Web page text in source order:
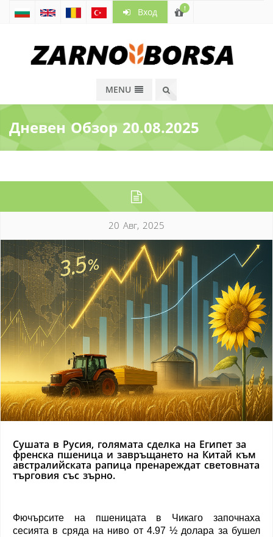
Вход !
MENU
Дневен Обзор 20.08.2025
20 Авг, 2025
Сушата в Русия, голямата сделка на Египет за
френска пшеница и завръщането на Китай към
австралийската рапица пренареждат световната
търговия със зърно.
Фючърсите на пшеницата в Чикаго започнаха
сесията в сряда на ниво от 4.97 ½ долара за бушел